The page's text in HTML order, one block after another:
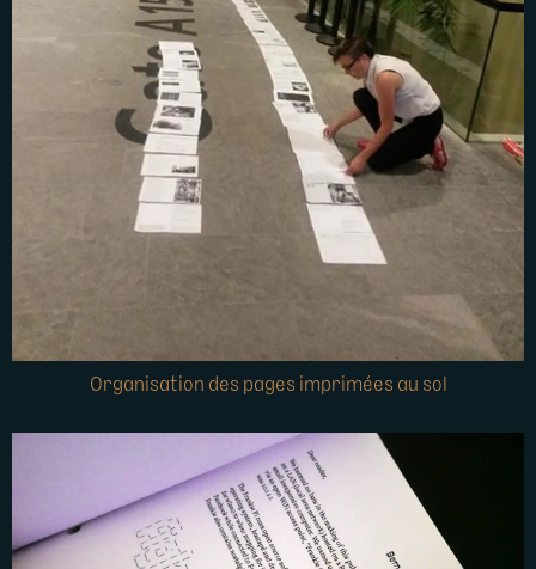
Organisation des pages imprimées au sol